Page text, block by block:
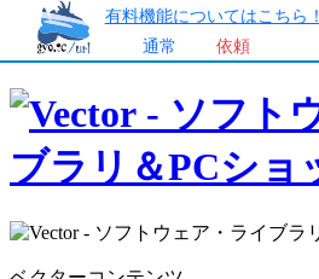
有料機能についてはこちら！
通常
依頼